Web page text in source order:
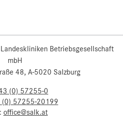
Betriebsgesellschaft
mbH
48, A-5020 Salzburg
(0) 57255-0
(0) 57255-20199
office@salk.at